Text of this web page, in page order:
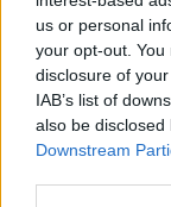
us or personal
your opt-out.
disclosure of
IAB’s list of
also be
Downstream